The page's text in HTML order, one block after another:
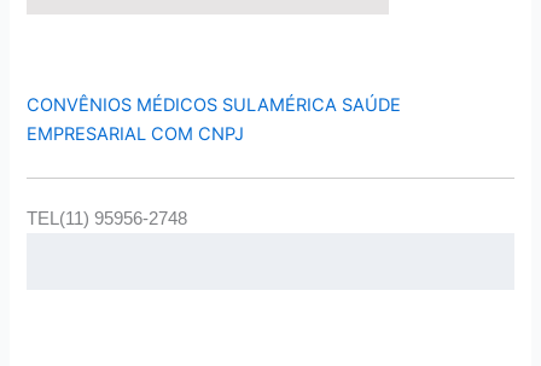
CONVÊNIOS MÉDICOS SULAMÉRICA SAÚDE
EMPRESARIAL COM CNPJ
TEL(11) 95956-2748